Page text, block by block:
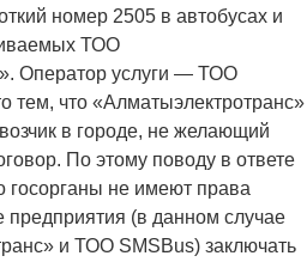
номер 2505 в автобусах и
ТОО
Оператор услуги — ТОО
тем, что «Алматыэлектротранс»
в городе, не желающий
По этому поводу в ответе
госорганы не имеют права
предприятия (в данном случае
и ТОО SMSBus) заключать